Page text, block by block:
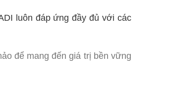
luôn đáp ứng đầy đủ với các
để mang đến giá trị bền vững